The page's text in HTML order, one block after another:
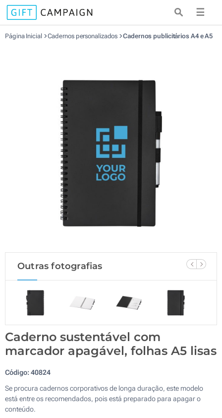
☰
Página Inicial Cadernos personalizados Cadernos publicitários A4 e A5
Outras fotografias
Caderno sustentável com
marcador apagável, folhas A5 lisas
Código:40824
Se procura cadernos corporativos de longa duração, este modelo
está entre os recomendados, pois está preparado para apagar o
conteúdo.